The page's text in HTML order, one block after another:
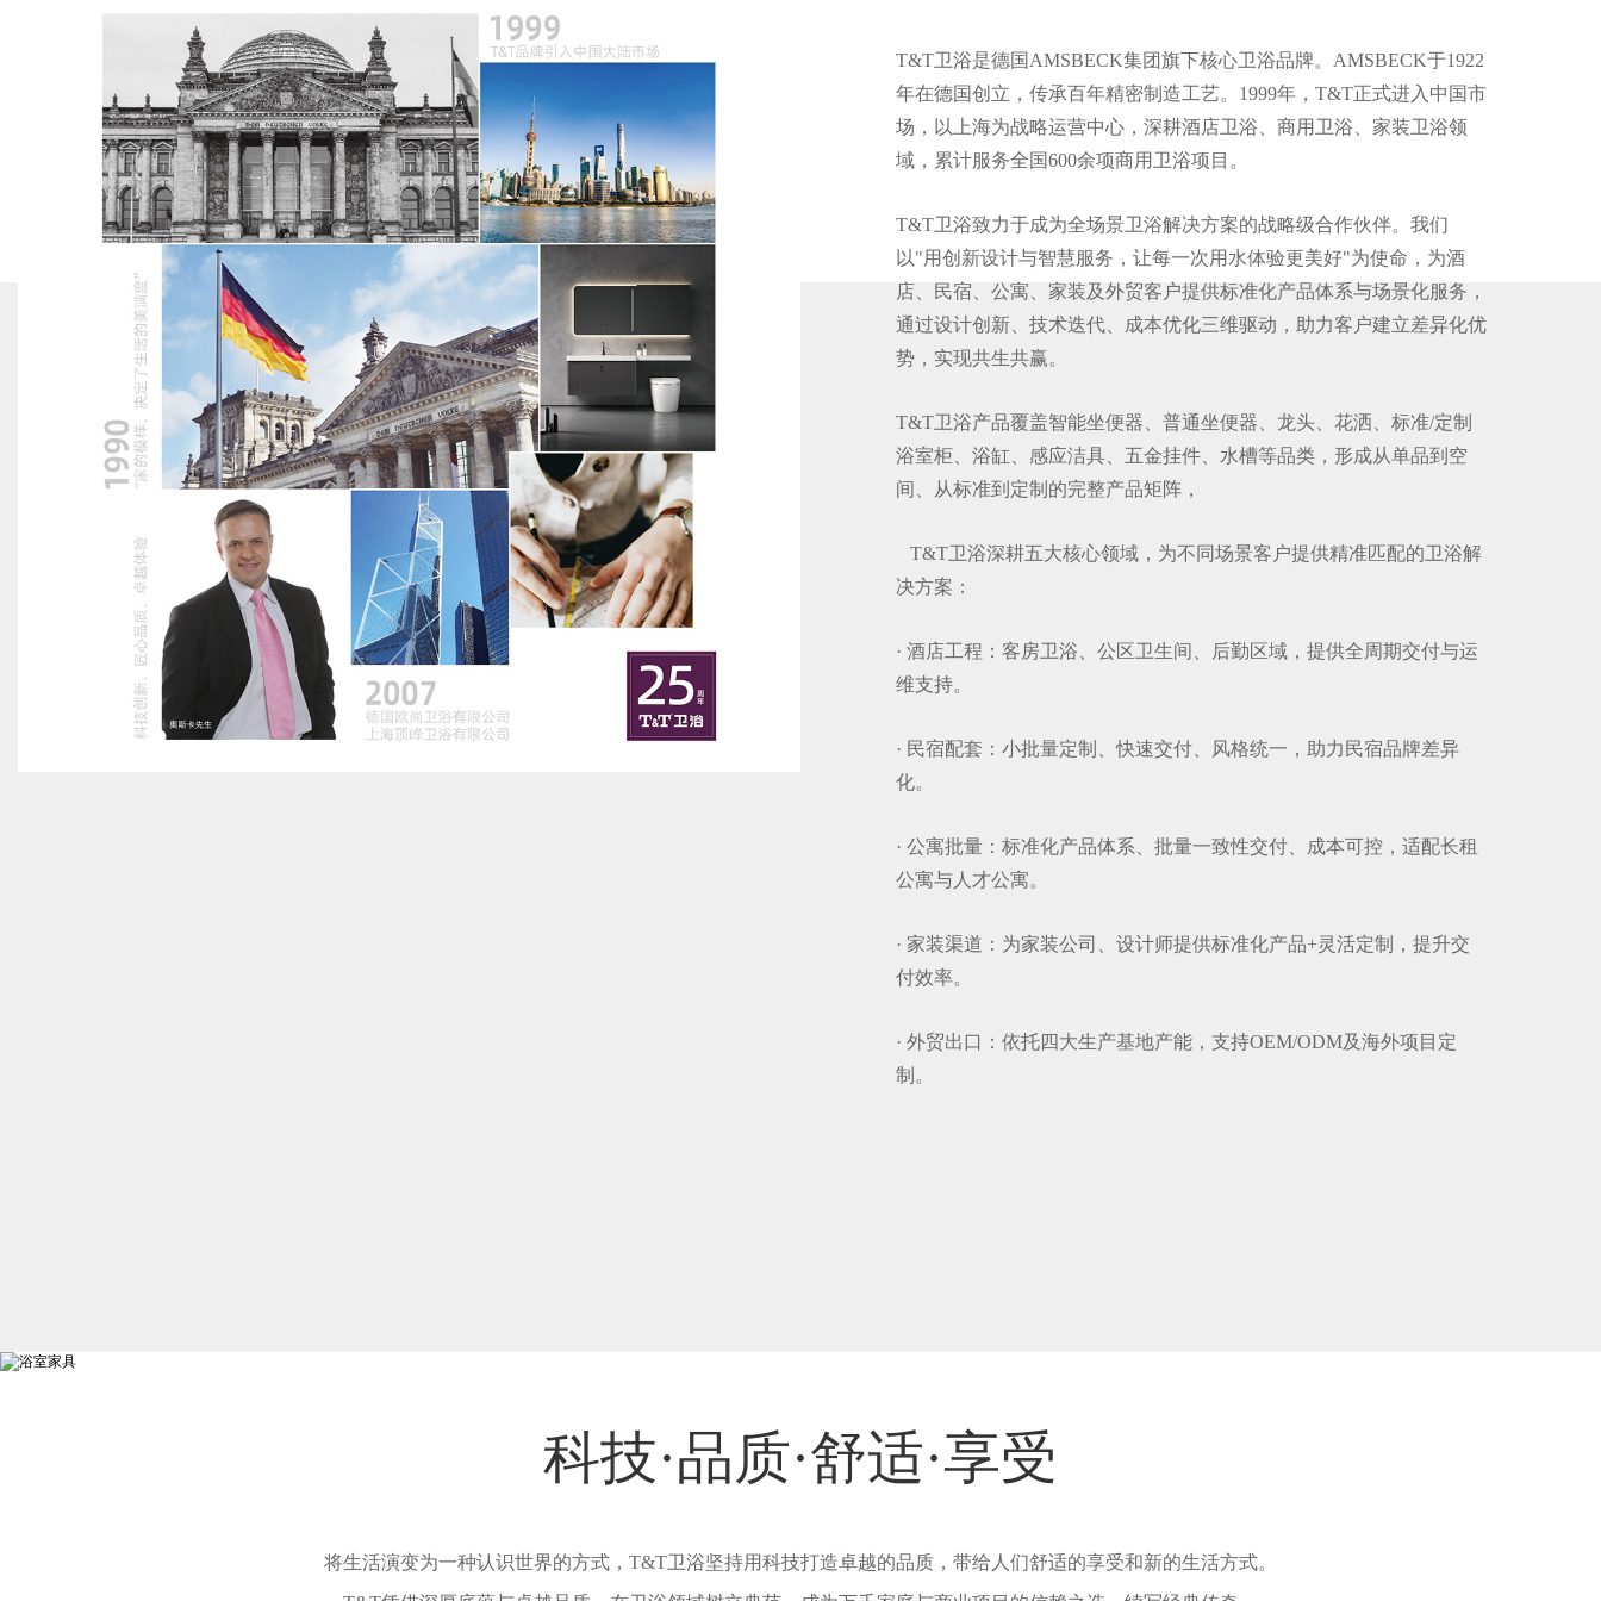
T&T卫浴是德国AMSBECK集团旗下核心卫浴品牌。AMSBECK于1922
年在德国创立，传承百年精密制造工艺。1999年，T&T正式进入中国市
场，以上海为战略运营中心，深耕酒店卫浴、商用卫浴、家装卫浴领
域，累计服务全国600余项商用卫浴项目。
T&T卫浴致力于成为全场景卫浴解决方案的战略级合作伙伴。我们
以"用创新设计与智慧服务，让每一次用水体验更美好"为使命，为酒
店、民宿、公寓、家装及外贸客户提供标准化产品体系与场景化服务，
通过设计创新、技术迭代、成本优化三维驱动，助力客户建立差异化优
势，实现共生共赢。
T&T卫浴产品覆盖智能坐便器、普通坐便器、龙头、花洒、标准/定制
浴室柜、浴缸、感应洁具、五金挂件、水槽等品类，形成从单品到空
间、从标准到定制的完整产品矩阵，
T&T卫浴深耕五大核心领域，为不同场景客户提供精准匹配的卫浴解
决方案：
· 酒店工程：客房卫浴、公区卫生间、后勤区域，提供全周期交付与运
维支持。
· 民宿配套：小批量定制、快速交付、风格统一，助力民宿品牌差异
化。
· 公寓批量：标准化产品体系、批量一致性交付、成本可控，适配长租
公寓与人才公寓。
· 家装渠道：为家装公司、设计师提供标准化产品+灵活定制，提升交
付效率。
· 外贸出口：依托四大生产基地产能，支持OEM/ODM及海外项目定
制。
科技·品质·舒适·享受
将生活演变为一种认识世界的方式，T&T卫浴坚持用科技打造卓越的品质，带给人们舒适的享受和新的生活方式。